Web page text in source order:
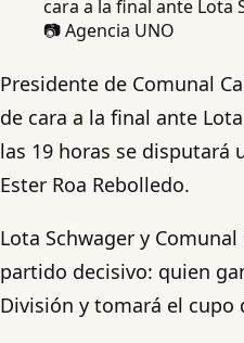
📷 Agencia UNO
Presidente de Comunal
de cara a la final ante
las 19 horas se disputará
Ester Roa Rebolledo.
Lota Schwager y
partido decisivo: quien
División y tomará el